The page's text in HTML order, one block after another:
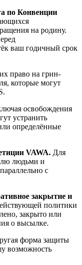
по Конвенции
на родину.
ваш годичный срок
право на грин-
которые могут
освобождения
устранить
определённые
VAWA. Для
людьми и
с
закрытие и
политики
закрыто или
о высылке.
форма защиты
возможность